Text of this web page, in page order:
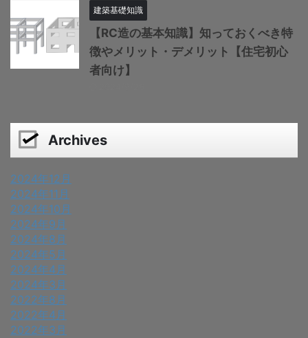
建築基礎知識
【RC造の基本知識】知っておくべき特
徴やメリット・デメリット【住宅初心
者向け】
Archives
2024年12月
2024年11月
2024年10月
2024年9月
2024年8月
2024年5月
2024年4月
2024年3月
2022年8月
2022年4月
2022年3月